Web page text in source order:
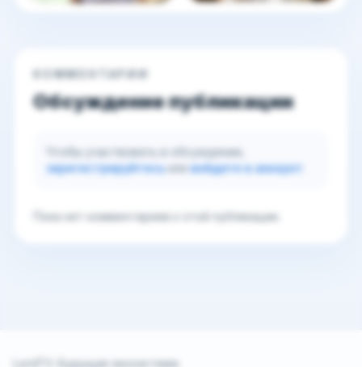
КОММЕНТАРИИ
Обсуждение публикации
Чтобы участвовать в обсуждении,
зарегистрируйтесьиливойдите в аккаунт
Пока нет комментариев к этой публикации.
LordTV. Будущая экосистема